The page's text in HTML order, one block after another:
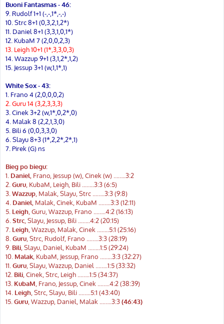
Buoni Fantasmas - 46:
9. Rudolf 1+1 (-,-,1*,-,-)
10. Strc 8+1 (0,3,2,1,2*)
11. Daniel 8+1 (3,3,1,0,1*)
12. KubaM 7 (2,0,0,2,3)
13. Leigh 10+1 (1*,3,3,0,3)
14. Wazzup 9+1 (3,1,2*,1,2)
15. Jessup 3+1 (w,1,1*,1)
White Sox - 43:
1. Frano 4 (2,0,0,0,2)
2. Guru 14 (3,2,3,3,3)
3. Cinek 3+2 (w,1*,0,2*,0)
4. Malak 8 (2,2,1,3,0)
5. Bili 6 (0,0,3,3,0)
6. Slayu 8+3 (1*,2,2*,2*,1)
7. Pirek (G) ns
Bieg po biegu:
1. Daniel , Frano, Jessup (w), Cinek (w) ……..3:2
2. Guru , KubaM, Leigh, Bili ...…..3:3 (6:5)
3. Wazzup , Malak, Slayu, Strc ...…..3:3 (9:8)
4. Daniel , Malak, Cinek, KubaM ...…..3:3 (12:11)
5. Leigh , Guru, Wazzup, Frano ...…..4:2 (16:13)
6. Strc , Slayu, Jessup, Bili ...…..4:2 (20:15)
7. Leigh , Wazzup, Malak, Cinek ...…..5:1 (25:16)
8. Guru , Strc, Rudolf, Frano ...…..3:3 (28:19)
9. Bili , Slayu, Daniel, KubaM ...…..1:5 (29:24)
10. Malak , KubaM, Jessup, Frano ...…..3:3 (32:27)
11. Guru , Slayu, Wazzup, Daniel ...…..1:5 (33:32)
12. Bili , Cinek, Strc, Leigh ...…..1:5 (34:37)
13. KubaM , Frano, Jessup, Cinek ...…..4:2 (38:39)
14. Leigh , Strc, Slayu, Bili ...…..5:1 (43:40)
15. Guru , Wazzup, Daniel, Malak ...…..3:3(46:43)